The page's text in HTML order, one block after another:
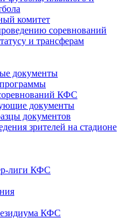
комитет
соревнований
и трансферам
документы
КФС
документы
документов
зрителей на стадионе
лиги КФС
КФС